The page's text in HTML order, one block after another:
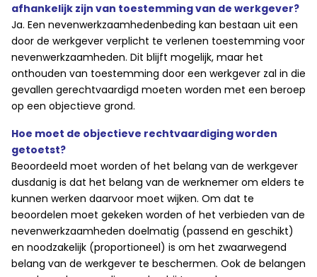
afhankelijk zijn van toestemming van de werkgever?
Ja. Een nevenwerkzaamhedenbeding kan bestaan uit een
door de werkgever verplicht te verlenen toestemming voor
nevenwerkzaamheden. Dit blijft mogelijk, maar het
onthouden van toestemming door een werkgever zal in die
gevallen gerechtvaardigd moeten worden met een beroep
op een objectieve grond.
Hoe moet de objectieve rechtvaardiging worden
getoetst?
Beoordeeld moet worden of het belang van de werkgever
dusdanig is dat het belang van de werknemer om elders te
kunnen werken daarvoor moet wijken. Om dat te
beoordelen moet gekeken worden of het verbieden van de
nevenwerkzaamheden doelmatig (passend en geschikt)
en noodzakelijk (proportioneel) is om het zwaarwegend
belang van de werkgever te beschermen. Ook de belangen